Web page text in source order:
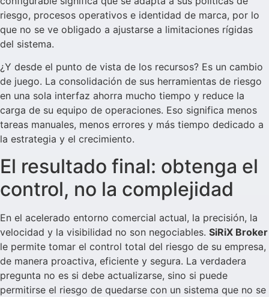
riesgo, procesos operativos e identidad de marca, por lo
que no se ve obligado a ajustarse a limitaciones rígidas
del sistema.
¿Y desde el punto de vista de los recursos? Es un cambio
de juego. La consolidación de sus herramientas de riesgo
en una sola interfaz ahorra mucho tiempo y reduce la
carga de su equipo de operaciones. Eso significa menos
tareas manuales, menos errores y más tiempo dedicado a
la estrategia y el crecimiento.
El resultado final: obtenga el
control, no la complejidad
En el acelerado entorno comercial actual, la precisión, la
velocidad y la visibilidad no son negociables. SiRiX Broker
le permite tomar el control total del riesgo de su empresa,
de manera proactiva, eficiente y segura. La verdadera
pregunta no es si debe actualizarse, sino si puede
permitirse el riesgo de quedarse con un sistema que no se